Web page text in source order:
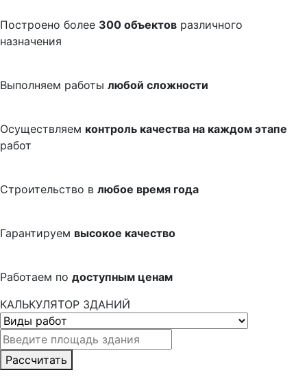
Построено более 300 объектов различного
назначения
Выполняем работы любой сложности
Осуществляем контроль качества на каждом этапе
работ
Строительство в любое время года
Гарантируем высокое качество
Работаем по доступным ценам
КАЛЬКУЛЯТОР ЗДАНИЙ
Рассчитать